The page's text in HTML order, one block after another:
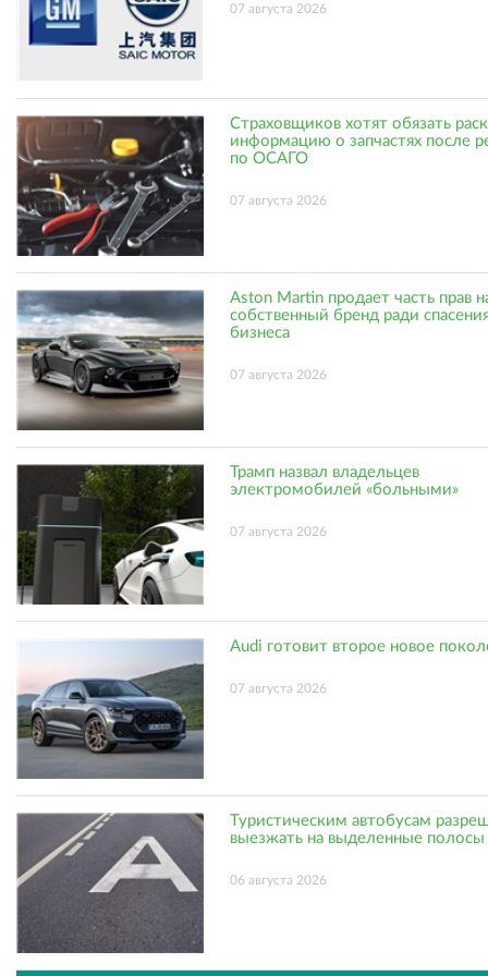
07 августа 2026
Страховщиков хотят обязать
информацию о запчастях после
по ОСАГО
07 августа 2026
Aston Martin продает часть прав
собственный бренд ради
бизнеса
07 августа 2026
Трамп назвал владельцев
электромобилей «больными»
07 августа 2026
Audi готовит второе новое
07 августа 2026
Туристическим автобусам
выезжать на выделенные полосы
06 августа 2026